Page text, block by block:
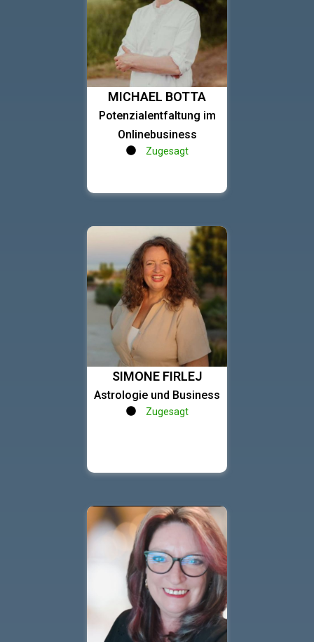
MICHAEL BOTTA
Potenzialentfaltung im
Onlinebusiness
Zugesagt
SIMONE FIRLEJ
Astrologie und Business
Zugesagt